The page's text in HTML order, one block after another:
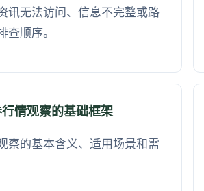
讯无法访问、信息不完整或路
查顺序。
情观察的基础框架
察的基本含义、适用场景和需